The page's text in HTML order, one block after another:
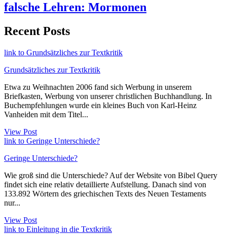
falsche Lehren: Mormonen
Recent Posts
link to Grundsätzliches zur Textkritik
Grundsätzliches zur Textkritik
Etwa zu Weihnachten 2006 fand sich Werbung in unserem
Briefkasten, Werbung von unserer christlichen Buchhandlung. In
Buchempfehlungen wurde ein kleines Buch von Karl-Heinz
Vanheiden mit dem Titel...
View Post
link to Geringe Unterschiede?
Geringe Unterschiede?
Wie groß sind die Unterschiede? Auf der Website von Bibel Query
findet sich eine relativ detaillierte Aufstellung. Danach sind von
133.892 Wörtern des griechischen Texts des Neuen Testaments
nur...
View Post
link to Einleitung in die Textkritik